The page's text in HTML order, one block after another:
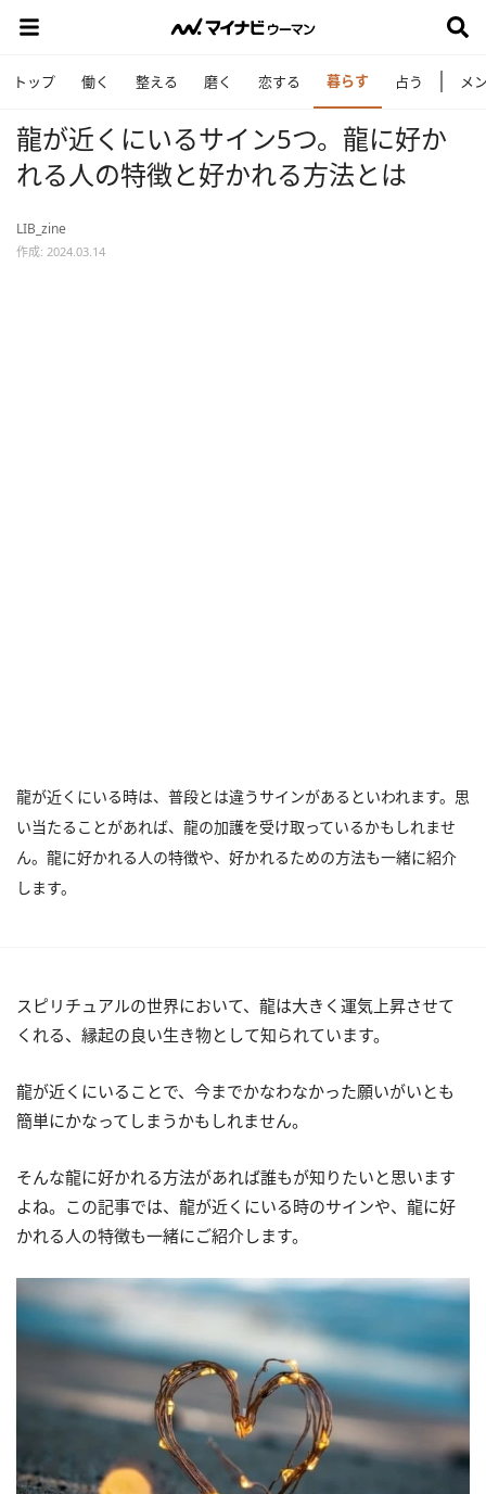
トップ 働く 整える 磨く 恋する 暮らす 占う メ
龍が近くにいるサイン5つ。龍に好か
れる人の特徴と好かれる方法とは
LIB_zine
作成: 2024.03.14
龍が近くにいる時は、普段とは違うサインがあるといわれます。思
い当たることがあれば、龍の加護を受け取っているかもしれませ
ん。龍に好かれる人の特徴や、好かれるための方法も一緒に紹介
します。
スピリチュアルの世界において、龍は大きく運気上昇させて
くれる、縁起の良い生き物として知られています。
龍が近くにいることで、今までかなわなかった願いがいとも
簡単にかなってしまうかもしれません。
そんな龍に好かれる方法があれば誰もが知りたいと思います
よね。この記事では、龍が近くにいる時のサインや、龍に好
かれる人の特徴も一緒にご紹介します。